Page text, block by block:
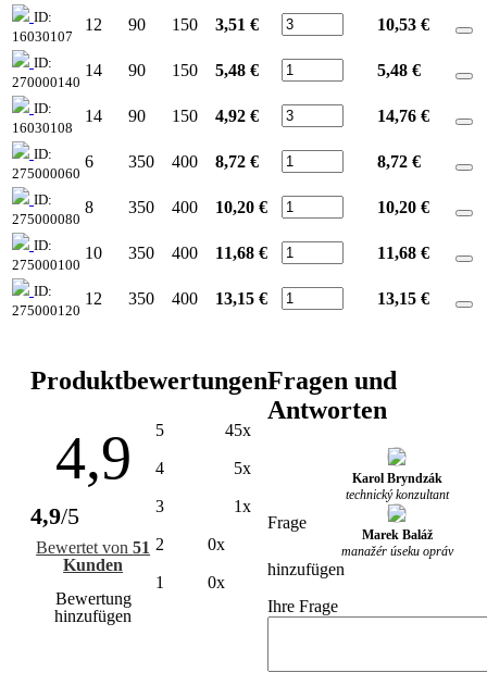
ID:
16030107
12 90 150 3,51 € 10,53 €
ID:
270000140
14 90 150 5,48 € 5,48 €
ID:
16030108
14 90 150 4,92 € 14,76 €
ID:
275000060
6 350 400 8,72 € 8,72 €
ID:
275000080
8 350 400 10,20 € 10,20 €
ID:
275000100
10 350 400 11,68 € 11,68 €
ID:
275000120
12 350 400 13,15 € 13,15 €
Produktbewertungen
4,9
4,9/5
Bewertet von51
Kunden
Bewertung
hinzufügen
5 45x
4 5x
3 1x
2 0x
1 0x
Fragen und
Antworten
Karol Bryndzák
technický konzultant
Marek Baláž
manažér úseku opráv
Frage
hinzufügen
Ihre Frage